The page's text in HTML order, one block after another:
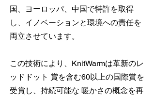
国、ヨーロッパ、中国で特許を取得
し、イノベーションと環境への責任を
両立させています。
この技術により、KnitWarmは革新のレ
ッドドット 賞を含む60以上の国際賞を
受賞し、持続可能な 暖かさの概念を再